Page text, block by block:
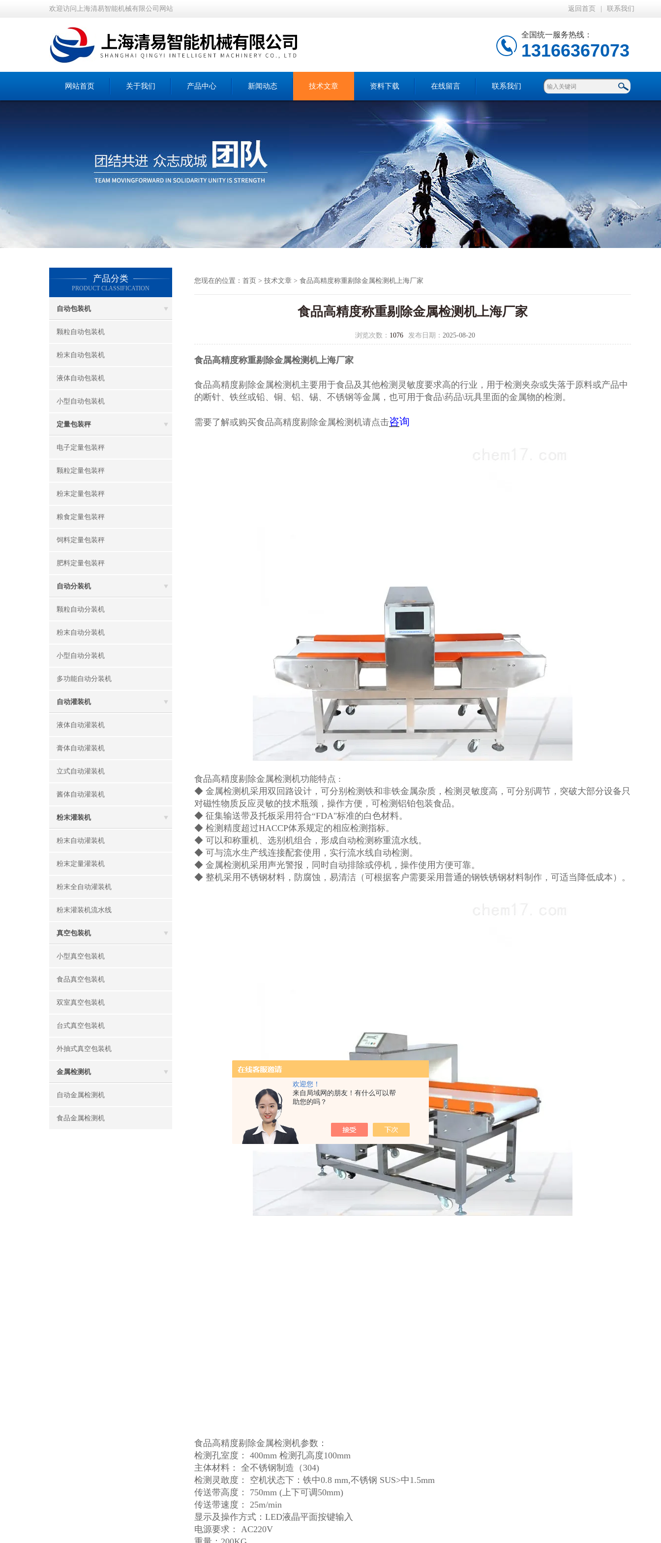
欢迎您！
来自局域网的朋友！有什么可以帮
助您的吗？
欢迎访问上海清易智能机械有限公司网站 返回首页 联系我们
全国统一服务热线：
13166367073
网站首页 关于我们 产品中心 新闻动态 技术文章 资料下载 在线留言 联系我们
产品分类
PRODUCT CLASSIFICATION
自动包装机
颗粒自动包装机
粉末自动包装机
液体自动包装机
小型自动包装机
定量包装秤
电子定量包装秤
颗粒定量包装秤
粉末定量包装秤
粮食定量包装秤
饲料定量包装秤
肥料定量包装秤
自动分装机
颗粒自动分装机
粉末自动分装机
小型自动分装机
多功能自动分装机
自动灌装机
液体自动灌装机
膏体自动灌装机
立式自动灌装机
酱体自动灌装机
粉末灌装机
粉末自动灌装机
粉末定量灌装机
粉末全自动灌装机
粉末灌装机流水线
真空包装机
小型真空包装机
食品真空包装机
双室真空包装机
台式真空包装机
外抽式真空包装机
金属检测机
自动金属检测机
食品金属检测机
您现在的位置： 首页 > 技术文章 > 食品高精度称重剔除金属检测机上海厂家
食品高精度称重剔除金属检测机上海厂家
浏览次数： 1076 发布日期： 2025-08-20
食品高精度称重剔除金属检测机上海厂家
食品高精度剔除金属检测机主要用于食品及其他检测灵敏度要求高的行业，用于检测夹杂或失落于原料或产品中
的断针、铁丝或铅、铜、铝、锡、不锈钢等金属，也可用于食品\药品\玩具里面的金属物的检测。
需要了解或购买食品高精度剔除金属检测机请点击咨询
食品高精度剔除金属检测机功能特点 :
◆ 金属检测机采用双回路设计，可分别检测铁和非铁金属杂质，检测灵敏度高，可分别调节，突破大部分设备只
对磁性物质反应灵敏的技术瓶颈，操作方便，可检测铝铂包装食品。
◆ 征集输送带及托板采用符合“FDA"标准的白色材料。
◆ 检测精度超过HACCP体系规定的相应检测指标。
◆ 可以和称重机、选别机组合，形成自动检测称重流水线。
◆ 可与流水生产线连接配套使用，实行流水线自动检测。
◆ 金属检测机采用声光警报，同时自动排除或停机，操作使用方便可靠。
◆ 整机采用不锈钢材料，防腐蚀，易清洁（可根据客户需要采用普通的钢铁锈钢材料制作，可适当降低成本）。
食品高精度剔除金属检测机参数：
检测孔室度： 400mm 检测孔高度100mm
主体材料： 全不锈钢制造（304)
检测灵敢度： 空机状态下：铁中0.8 mm,不锈钢 SUS>中1.5mm
传送带高度： 750mm (上下可调50mm)
传送带速度： 25m/min
显示及操作方式：LED液晶平面按键输入
电源要求： AC220V